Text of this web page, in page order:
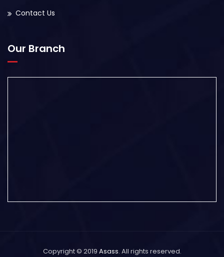
Contact Us
Our Branch
Copyright © 2019 Asass. All rights reserved.